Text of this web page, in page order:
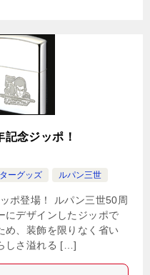
念ジッポ！
ーグッズ ルパン三世
ポ登場！ ルパン三世50周
にデザインしたジッポで
め、装飾を限りなく省い
しさ溢れる […]